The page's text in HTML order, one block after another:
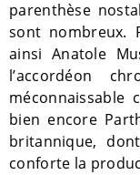
parenthèse
sont nombreux.
ainsi Anatole
l’accordéon
méconnaissable
bien encore
britannique,
conforte la